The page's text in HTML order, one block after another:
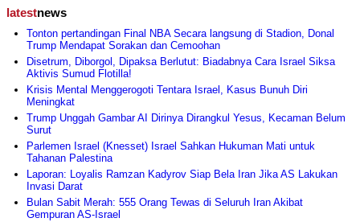
latestnews
Tonton pertandingan Final NBA Secara langsung di Stadion, Donal
Trump Mendapat Sorakan dan Cemoohan
Disetrum, Diborgol, Dipaksa Berlutut: Biadabnya Cara Israel Siksa
Aktivis Sumud Flotilla!
Krisis Mental Menggerogoti Tentara Israel, Kasus Bunuh Diri
Meningkat
Trump Unggah Gambar AI Dirinya Dirangkul Yesus, Kecaman Belum
Surut
Parlemen Israel (Knesset) Israel Sahkan Hukuman Mati untuk
Tahanan Palestina
Laporan: Loyalis Ramzan Kadyrov Siap Bela Iran Jika AS Lakukan
Invasi Darat
Bulan Sabit Merah: 555 Orang Tewas di Seluruh Iran Akibat
Gempuran AS-Israel